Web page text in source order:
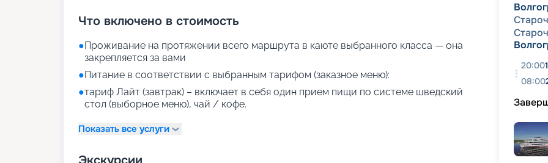
Что включено в стоимость
●Проживание на протяжении всего маршрута в каюте выбранного класса — она
закрепляется за вами
●Питание в соответствии с выбранным тарифом (заказное меню):
●тариф Лайт (завтрак) – включает в себя один прием пищи по системе шведский
стол (выборное меню), чай / кофе.
Показать все услуги
20:00
08:00